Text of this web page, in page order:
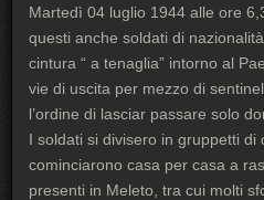
Martedì 04 luglio 1944 alle ore
questi anche soldati di
cintura “ a tenaglia” intorno al
vie di uscita per mezzo di
l’ordine di lasciar passare solo
I soldati si divisero in gruppetti di
cominciarono casa per casa a
presenti in Meleto, tra cui molti